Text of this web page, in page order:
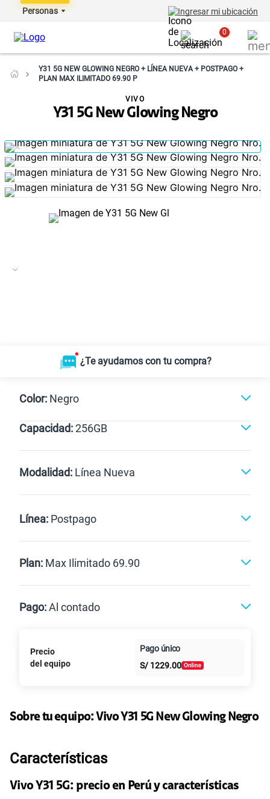
Personas Ingresar mi ubicación
0
Y31 5G NEW GLOWING NEGRO + LÍNEA NUEVA + POSTPAGO +
PLAN MAX ILIMITADO 69.90 P
Y31 5G New Glowing Negro
VIVO
¿Te ayudamos con tu compra?
Color: Negro
Negro
Capacidad:256GB
256GB
Modalidad: Línea Nueva
Renovación Celular liberado
Línea: Postpago
Postpago
Plan: Max Ilimitado 69.90
Paga solo
125GBen alta velocidad
S/
Paga solo S/ 95.90
Pago:Al contado
Al contado Cuotas Claro
intereses
Precio
del equipo
Pago único
S/ 1229.00
Sobre tu equipo: Vivo Y31 5G New Glowing Negro
Características
Vivo Y31 5G: precio en Perú y características